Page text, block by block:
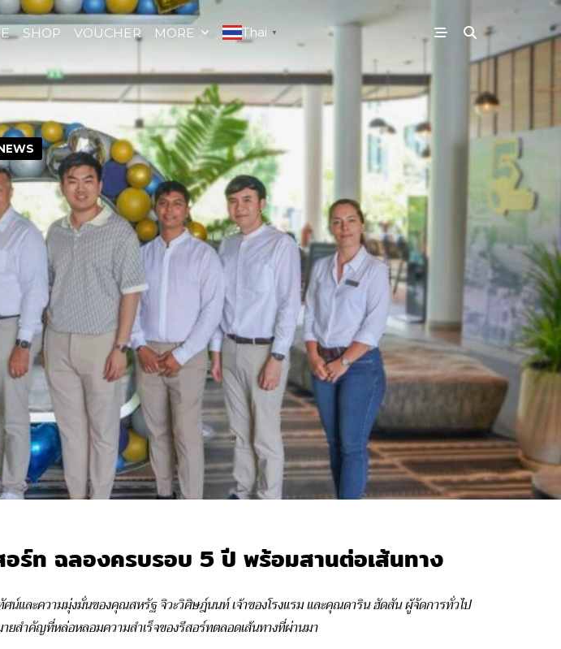
SHOP VOUCHER MORE Thai ▼
ร์ท ฉลองครบรอบ 5 ปี พร้อมสานต่อเส้นทาง
ศน์และความมุ่งมั่นของคุณสหรัฐจิวะวิศิษฎ์นนท์ เจ้าของโรงแรม และคุณดาริน ฮัดสัน ผู้จัดการทั่วไป
สำคัญที่หล่อหลอมความสำเร็จของรีสอร์ทตลอดเส้นทางที่ผ่านมา